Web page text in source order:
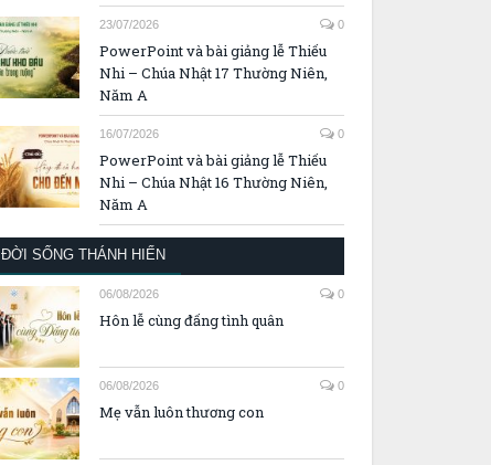
23/07/2026 0
PowerPoint và bài giảng lễ Thiếu
Nhi – Chúa Nhật 17 Thường Niên,
Năm A
16/07/2026 0
PowerPoint và bài giảng lễ Thiếu
Nhi – Chúa Nhật 16 Thường Niên,
Năm A
ĐỜI SỐNG THÁNH HIẾN
06/08/2026 0
Hôn lễ cùng đấng tình quân
06/08/2026 0
Mẹ vẫn luôn thương con